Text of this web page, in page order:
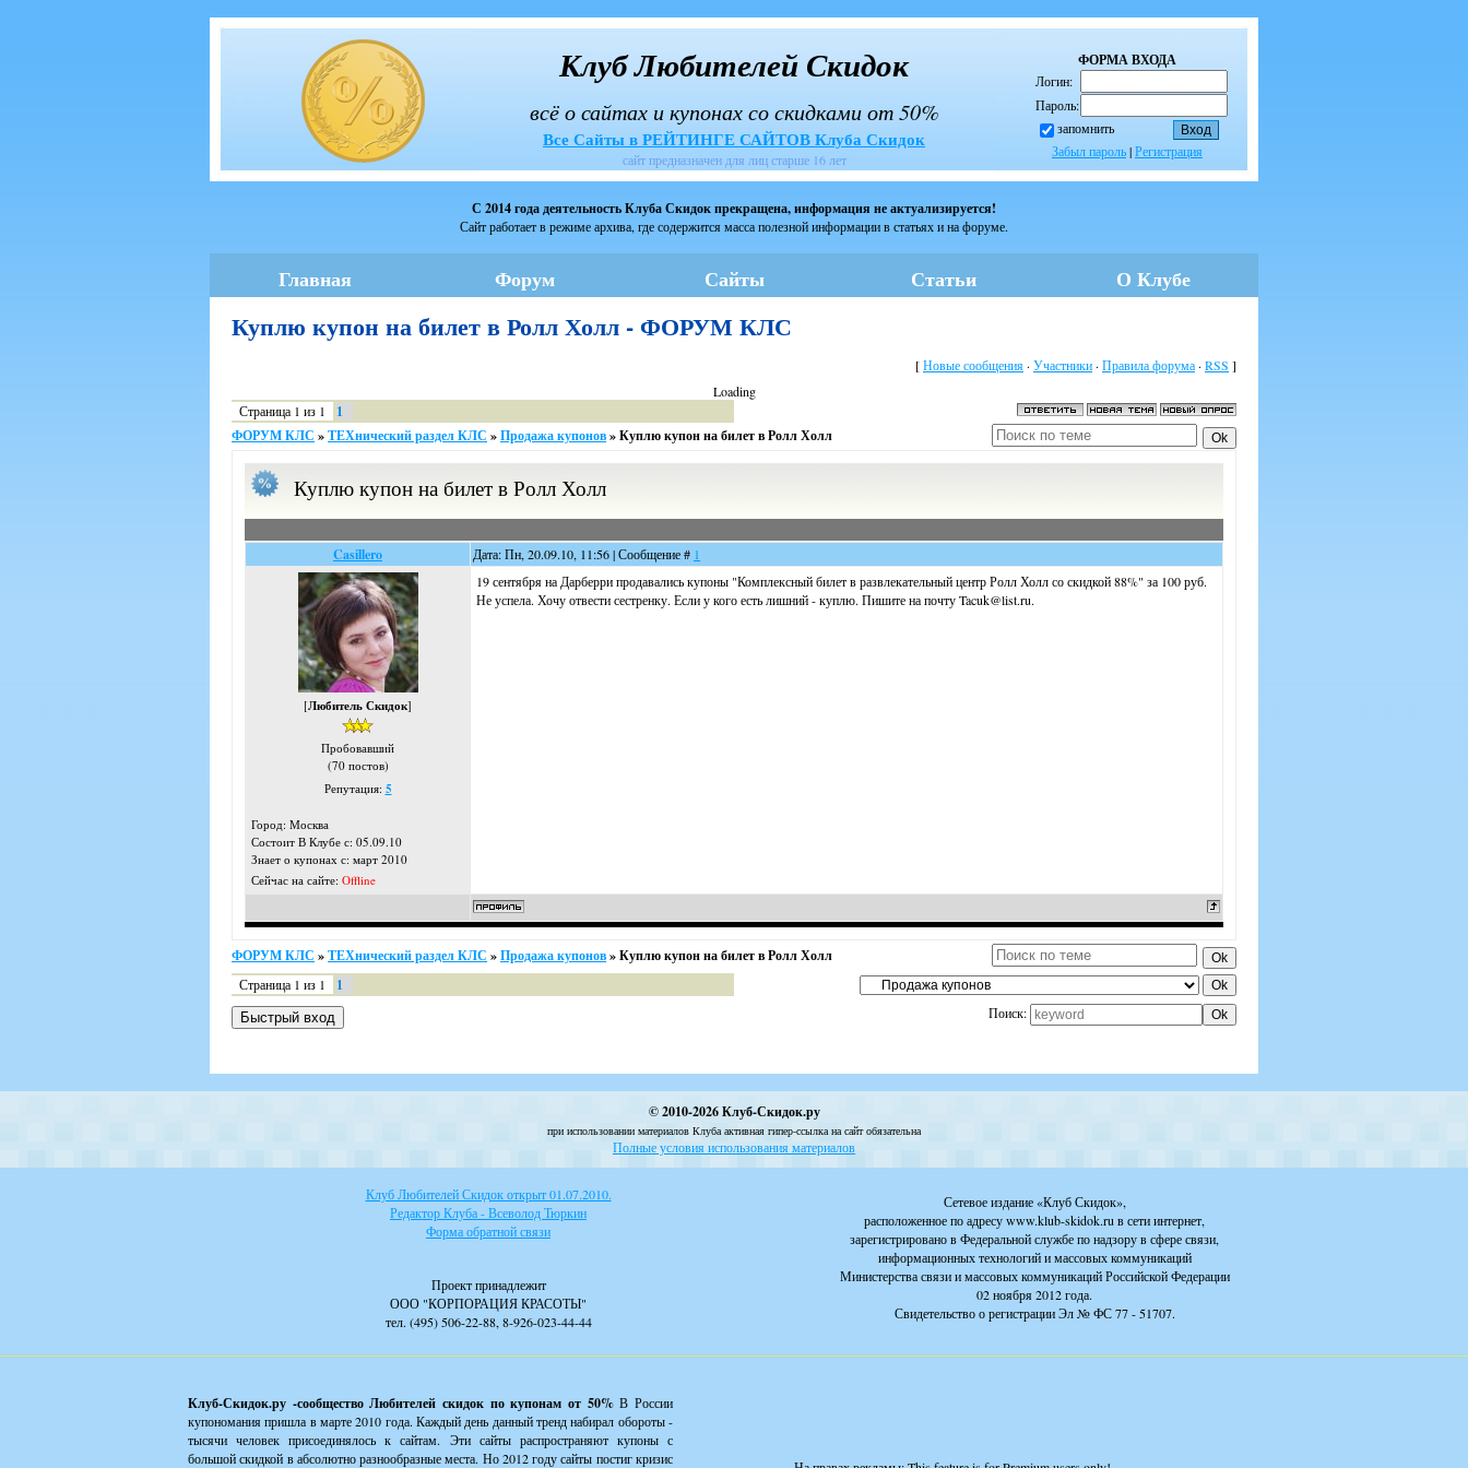
ФОРМА ВХОДА
Логин:
Пароль:
запомнить
Забыл пароль|Регистрация
Клуб Любителей Скидок
всё о сайтах и купонах со скидками от 50%
Все Сайты в РЕЙТИНГЕ САЙТОВ Клуба Скидок
сайт предназначен для лиц старше 16 лет
С 2014 года деятельность Клуба Скидок прекращена, информация не актуализируется!
Сайт работает в режиме архива, где содержится масса полезной информации в статьях и на форуме.
Главная Форум Сайты Статьи О Клубе
Куплю купон на билет в Ролл Холл - ФОРУМ КЛС
[Новые сообщения · Участники · Правила форума · RSS ]
Loading
Страница 1 из 1
1
ФОРУМ КЛС »ТЕХнический раздел КЛС »Продажа купонов»Куплю купон на билет в Ролл Холл
Куплю купон на билет в Ролл Холл
Casillero Дата: Пн, 20.09.10, 11:56 | Сообщение # 1
[Любитель Скидок]
Пробовавший
(70 постов)
Репутация: 5
Город: Москва
Состоит В Клубе с: 05.09.10
Знает о купонах с: март 2010
Сейчас на сайте: Offline
19 сентября на Дарберри продавались купоны "Комплексный билет в развлекательный центр Ролл Холл со скидкой 88%" за 100 руб.
Не успела. Хочу отвести сестренку. Если у кого есть лишний - куплю. Пишите на почту Tacuk@list.ru.
ФОРУМ КЛС »ТЕХнический раздел КЛС »Продажа купонов»Куплю купон на билет в Ролл Холл
Страница 1 из 1 1
Поиск:
© 2010-2026 Клуб-Скидок.ру
при использовании материалов Клуба активная гипер-ссылка на сайт обязательна
Полные условия использования материалов
Клуб Любителей Скидок открыт 01.07.2010.
Редактор Клуба - Всеволод Тюркин
Форма обратной связи
Проект принадлежит
ООО "КОРПОРАЦИЯ КРАСОТЫ"
тел. (495) 506-22-88, 8-926-023-44-44
Сетевое издание «Клуб Скидок»,
расположенное по адресу www.klub-skidok.ru в сети интернет,
зарегистрировано в Федеральной службе по надзору в сфере связи,
информационных технологий и массовых коммуникаций
Министерства связи и массовых коммуникаций Российской Федерации
02 ноября 2012 года.
Свидетельство о регистрации Эл № ФС 77 - 51707.
Клуб-Скидок.ру -сообщество Любителей скидок по купонам от 50%В России
купономания пришла в марте 2010 года. Каждый день данный тренд набирал обороты -
тысячи человек присоединялось к сайтам. Эти сайты распространяют купоны с
большой скидкой в абсолютно разнообразные места. Но 2012 году сайты постиг кризис